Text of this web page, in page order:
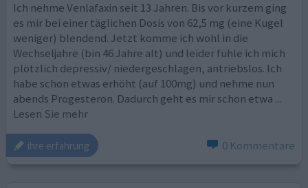
Ich nehme Venlafaxin seit 13 Jahren. Bis vor kurzem ging
es mir bei einer täglichen Dosis von 62,5 mg (eine Kugel
weniger) blendend. Jetzt komme ich wohl in die
Wechseljahre (bin 46 Jahre alt) und leider fühle ich mich
plötzlich depressiv/ niedergeschlagen, antriebslos. Ich
habe schon etwas erhöht (auf 100mg) und nehme nun
abends Progesteron. Dadurch geht es mir schon etwa ...
Lesen Sie mehr
ihre erfahrung 0 Kommentare